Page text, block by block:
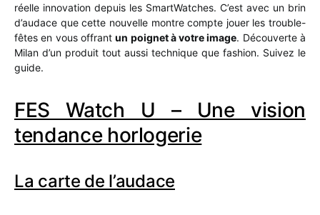
réelle innovation depuis les SmartWatches. C’est avec un brin
d’audace que cette nouvelle montre compte jouer les trouble-
fêtes en vous offrantun poignet à votre image. Découverte à
Milan d’un produit tout aussi technique que fashion. Suivez le
guide.
FES Watch U – Une vision
tendance horlogerie
La carte de l’audace